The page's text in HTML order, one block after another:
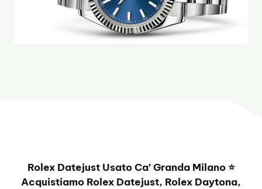
Rolex Datejust Usato Ca’ Granda Milano ⭐
Acquistiamo Rolex Datejust, Rolex Daytona,